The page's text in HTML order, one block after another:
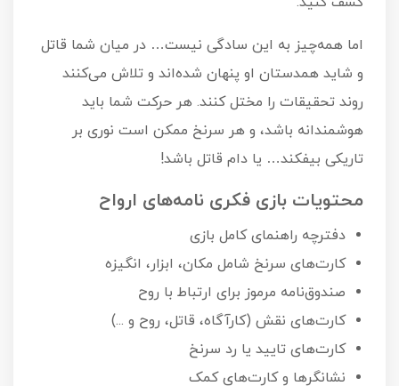
اما همه‌چیز به این سادگی نیست… در میان شما قاتل
و شاید همدستان او پنهان شده‌اند و تلاش می‌کنند
روند تحقیقات را مختل کنند. هر حرکت شما باید
هوشمندانه باشد، و هر سرنخ ممکن است نوری بر
تاریکی بیفکند… یا دام قاتل باشد!
محتویات بازی فکری نامه‌های ارواح
دفترچه راهنمای کامل بازی
کارت‌های سرنخ شامل مکان، ابزار، انگیزه
صندوق‌نامه مرموز برای ارتباط با روح
کارت‌های نقش (کارآگاه، قاتل، روح و ...)
کارت‌های تایید یا رد سرنخ
نشانگرها و کارت‌های کمک